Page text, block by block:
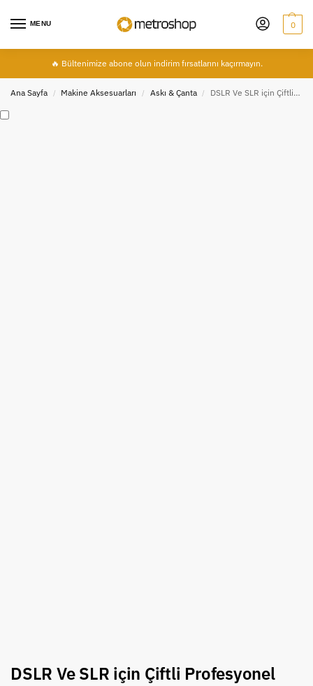
MENU 0
🔥 Bültenimize abone olun indirim fırsatlarını kaçırmayın.
Ana Sayfa / Makine Aksesuarları / Askı & Çanta / DSLR Ve SLR için Çiftli Profesyonel Omuz Askısı, Duble Quickstrap
DSLR Ve SLR için Çiftli Profesyonel